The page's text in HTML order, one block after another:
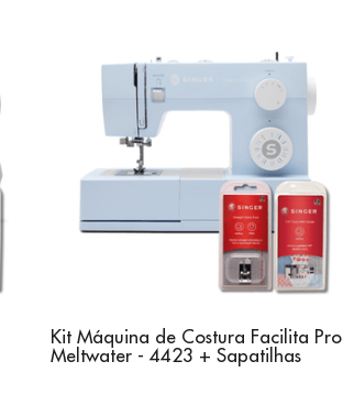
Kit Máquina de Costura Facilita Pro
Meltwater - 4423 + Sapatilhas